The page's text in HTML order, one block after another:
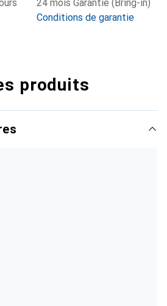
24 mois Garantie (Bring-in)
Conditions de garantie
produits